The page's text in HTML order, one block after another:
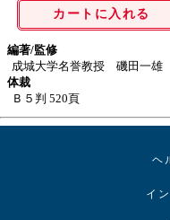
カートに入れる
編著/監修
成城大学名誉教授 磯田一雄
体裁
Ｂ５判 520頁
ヘ
イ